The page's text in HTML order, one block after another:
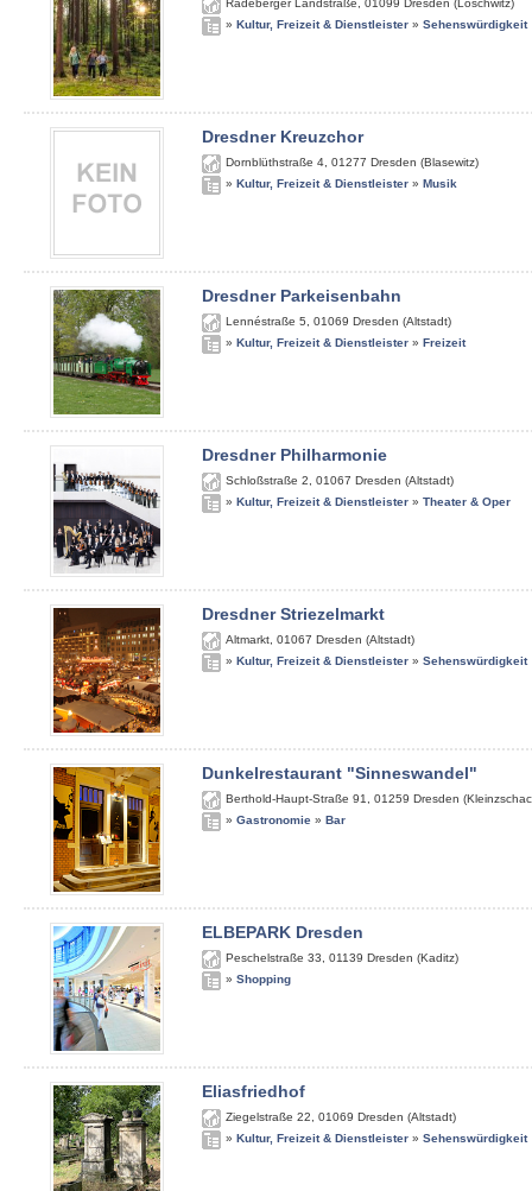
Radeberger Landstraße 01099 Dresden (Loschwitz)
» Kultur, Freizeit & Dienstleister » Sehenswürdigkeit
Dresdner Kreuzchor
Dornblüthstraße 4 01277 Dresden (Blasewitz)
» Kultur, Freizeit & Dienstleister » Musik
Dresdner Parkeisenbahn
Lennéstraße 5 01069 Dresden (Altstadt)
» Kultur, Freizeit & Dienstleister » Freizeit
Dresdner Philharmonie
Schloßstraße 2 01067 Dresden (Altstadt)
» Kultur, Freizeit & Dienstleister » Theater & Oper
Dresdner Striezelmarkt
Altmarkt 01067 Dresden (Altstadt)
» Kultur, Freizeit & Dienstleister » Sehenswürdigkeit
Dunkelrestaurant "Sinneswandel"
Berthold-Haupt-Straße 91 01259 Dresden
» Gastronomie » Bar
ELBEPARK Dresden
Peschelstraße 33 01139 Dresden (Kaditz)
» Shopping
Eliasfriedhof
Ziegelstraße 22 01069 Dresden (Altstadt)
» Kultur, Freizeit & Dienstleister » Sehenswürdigkeit